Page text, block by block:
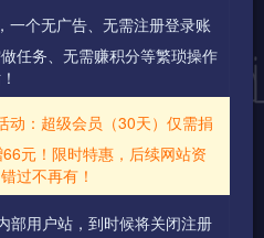
一个无广告、无需注册登录账
任务、无需赚积分等繁琐操作
动：超级会员（30天）仅需捐
元！限时特惠，后续网站资
过不再有！
部用户站，到时候将关闭注册